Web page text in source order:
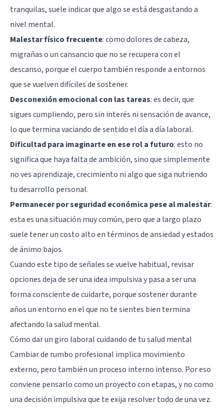
tranquilas, suele indicar que algo se está desgastando a
nivel mental.
Malestar físico frecuente: como dolores de cabeza,
migrañas o un cansancio que no se recupera con el
descanso, porque el cuerpo también responde a entornos
que se vuelven difíciles de sostener.
Desconexión emocional con las tareas: es decir, que
sigues cumpliendo, pero sin interés ni sensación de avance,
lo que termina vaciando de sentido el día a día laboral.
Dificultad para imaginarte en ese rol a futuro: esto no
significa que haya falta de ambición, sino que simplemente
no ves aprendizaje, crecimiento ni algo que siga nutriendo
tu desarrollo personal.
Permanecer por seguridad económica pese al malestar:
esta es una situación muy común, pero que a largo plazo
suele tener un costo alto en términos de ansiedad y estados
de ánimo bajos.
Cuando este tipo de señales se vuelve habitual, revisar
opciones deja de ser una idea impulsiva y pasa a ser una
forma consciente de cuidarte, porque sostener durante
años un entorno en el que no te sientes bien termina
afectando la salud mental.
Cómo dar un giro laboral cuidando de tu salud mental
Cambiar de rumbo profesional implica movimiento
externo, pero también un proceso interno intenso. Por eso
conviene pensarlo como un proyecto con etapas, y no como
una decisión impulsiva que te exija resolver todo de una vez.